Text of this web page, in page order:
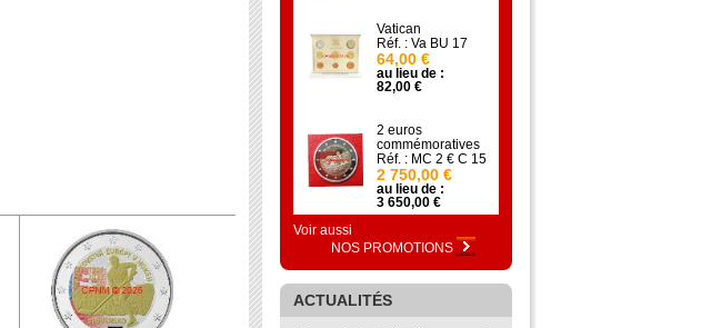
Vatican
Réf. : Va BU 17
64,00 €
au lieu de :
82,00 €
2 euros
commémoratives
Réf. : MC 2 € C 15
2 750,00 €
au lieu de :
3 650,00 €
Voir aussi
NOS PROMOTIONS
ACTUALITÉS